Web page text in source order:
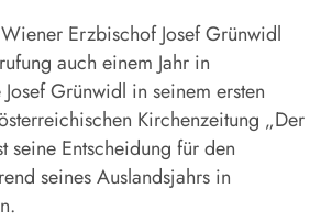
Erzbischof JosefGrünwidl
auch einem Jahr in
Grünwidl in seinem ersten
Kirchenzeitung „Der
seine Entscheidung für den
seines Auslandsjahrs in